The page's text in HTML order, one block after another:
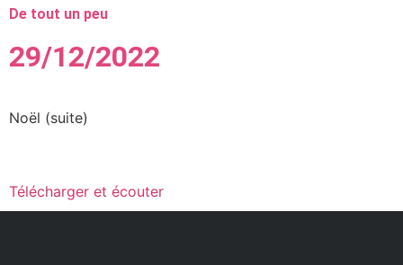
De tout un peu
29/12/2022
Noël (suite)
Télécharger et écouter